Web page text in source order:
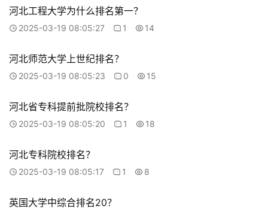
河北工程大学为什么排名第一？
2025-03-19 08:05:27 1 14
河北师范大学上世纪排名？
2025-03-19 08:05:23 0 15
河北省专科提前批院校排名？
2025-03-19 08:05:20 1 18
河北专科院校排名？
2025-03-19 08:05:17 1 8
英国大学中综合排名20？